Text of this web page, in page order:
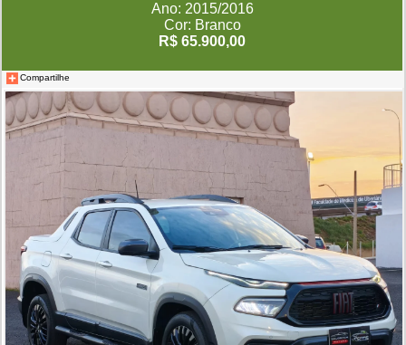
Ano: 2015/2016
Cor: Branco
R$ 65.900,00
Compartilhe